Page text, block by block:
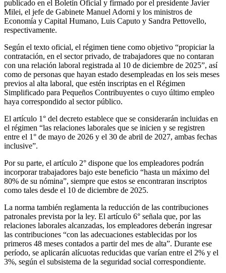
publicado en el Boletín Oficial y firmado por el presidente Javier
Milei, el jefe de Gabinete Manuel Adorni y los ministros de
Economía y Capital Humano, Luis Caputo y Sandra Pettovello,
respectivamente.
Según el texto oficial, el régimen tiene como objetivo “propiciar la
contratación, en el sector privado, de trabajadores que no contaran
con una relación laboral registrada al 10 de diciembre de 2025”, así
como de personas que hayan estado desempleadas en los seis meses
previos al alta laboral, que estén inscriptas en el Régimen
Simplificado para Pequeños Contribuyentes o cuyo último empleo
haya correspondido al sector público.
El artículo 1° del decreto establece que se considerarán incluidas en
el régimen “las relaciones laborales que se inicien y se registren
entre el 1° de mayo de 2026 y el 30 de abril de 2027, ambas fechas
inclusive”.
Por su parte, el artículo 2° dispone que los empleadores podrán
incorporar trabajadores bajo este beneficio “hasta un máximo del
80% de su nómina”, siempre que estos se encontraran inscriptos
como tales desde el 10 de diciembre de 2025.
La norma también reglamenta la reducción de las contribuciones
patronales prevista por la ley. El artículo 6° señala que, por las
relaciones laborales alcanzadas, los empleadores deberán ingresar
las contribuciones “con las adecuaciones establecidas por los
primeros 48 meses contados a partir del mes de alta”. Durante ese
período, se aplicarán alícuotas reducidas que varían entre el 2% y el
3%, según el subsistema de la seguridad social correspondiente.